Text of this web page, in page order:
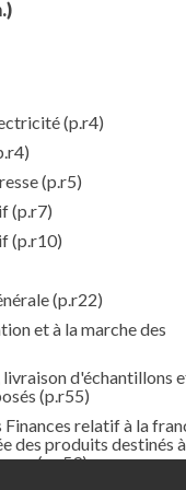
(p.r4)
(p.r5)
(p.r7)
(p.r10)
(p.r22)
et à la marche des
d'échantillons
(p.r55)
relatif à la
des produits destinés à
(p.r59)